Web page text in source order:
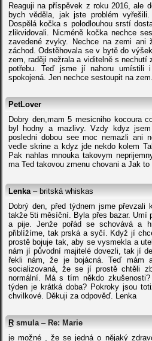
Reaguji na příspěvek z roku 2016, ale
bych věděla, jak jste problém
Dospělá kočka s polodlouhou srstí
zlikvidovali. Nicméně kočka nechce
zavedené zvyky. Nechce na zemi
záchod. Odstěhovala se v bytě do
zem, raději nežrala a viditelně s nechutí
potřebu. Teď jsme jí nahoru
spokojená. Jen nechce sestoupit na
PetLover
Dobry den,mam 5 mesicniho kocoura
byl hodny a mazlivy. Vzdy kdyz
posledni dobou see moc nemazli ani
vedle skrine a kdyz jde nekdo kolem
Pak nahlas mnouka takovym
ma Ted takovou zmenu chovani a Jak to
Lenka– britská whiskas
Dobrý den, před týdnem jsme převzali
takže 5ti měsíční. Byla přes bazar. Umí
a pije. Jenže pořád se schovává a
přiblížíme, tak prská a syčí. Když jí
prostě bojuje tak, aby se vysmekla a
nám jí původní majitelé dovezli, tak jí
řekli nám, že je bojácná. Teď mám
socializovaná, že se jí prostě chtěli
normální. Má s tím někdo
týden je krátká doba? Pokroky jsou
chvilkové. Děkuji za odpověď. Lenka
R smula – Re: Marie
je možné , že se jedná o nějaký